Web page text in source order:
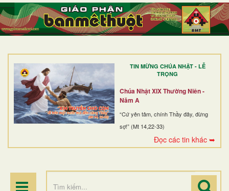
TIN MỪNG CHÚA NHẬT - LỄ
TRỌNG
Chúa Nhật XIX Thường Niên -
Năm A
“Cứ yên tâm, chính Thầy đây, đừng
sợ!” (Mt 14,22-33)
Đọc các tin khác ➥
TRANG NHẤT
GIỚI THIỆU
DÒNG TU
BAN MỤC VỤ
ĐOÀN THỂ CG
ĐIỂM HÀNH HƯƠNG